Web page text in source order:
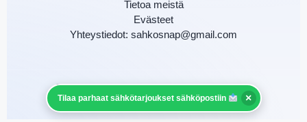
Tietoa meistä
Evästeet
Yhteystiedot: sahkosnap@gmail.com
©Sähkösnap.fi — Kaikki oikeudet pidätetään.
Tilaa parhaat sähkötarjoukset sähköpostiin ×